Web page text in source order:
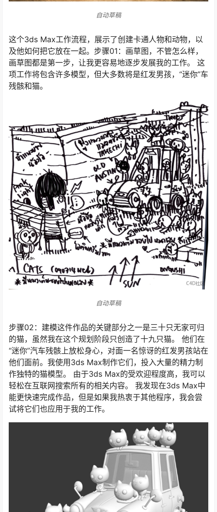
自动草稿
这个3ds Max工作流程，展示了创建卡通人物和动物，以
及他如何把它放在一起。步骤01：画草图，不管怎么样，
画草图都是第一步，让我更容易地逐步发展我的工作。 这
项工作将包含许多模型，但大多数将是红发男孩，“迷你”车
残骸和猫。
自动草稿
步骤02：建模这件作品的关键部分之一是三十只无家可归
的猫，虽然我在这个规划阶段只创造了十九只猫。 他们在
“迷你”汽车残骸上放松身心，对面一名惊讶的红发男孩站在
他们面前。我使用3ds Max制作它们，投入大量的精力制
作独特的猫模型。 由于3ds Max的受欢迎程度高，我可以
轻松在互联网搜索所有的相关内容。 我发现在3ds Max中
能更快速完成作品，但是如果我热衷于其他程序，我会尝
试将它们也应用于我的工作。